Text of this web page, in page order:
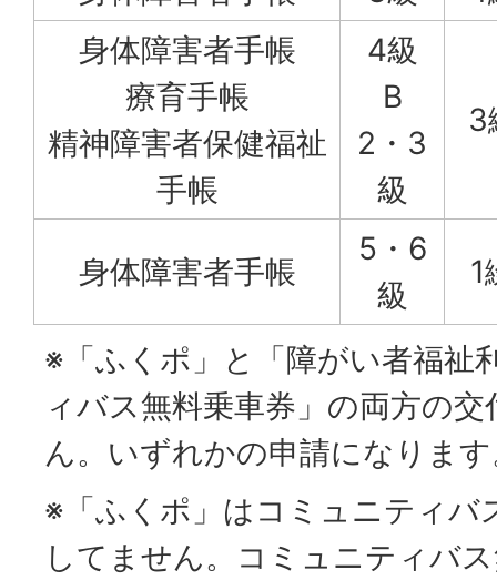
身体障害者手帳
療育手帳
精神障害者保健福祉
手帳
4級
B
2・3
級
3
身体障害者手帳
5・6
級
1
※「ふくポ」と「障がい者福祉
ィバス無料乗車券」の両方の
ん。いずれかの申請になりま
※「ふくポ」はコミュニティバ
してません。コミュニティバ